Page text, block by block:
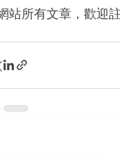
站所有文章，歡迎